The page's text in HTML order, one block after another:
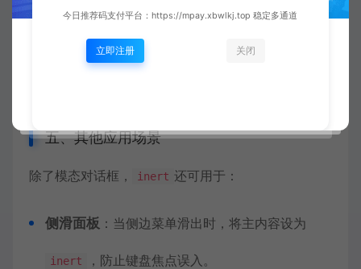
从对比中可见， inert <dialog>
健壮、最简洁的模态实现。开发者不再需要编写复杂
五、其他应用场景
除了模态对话框， inert 还可用于：
侧滑面板 ：当侧边菜单滑出时，将主内容设为
inert ，防止键盘焦点误入。
今日推荐码支付平台：https://mpay.xbwlkj.top 稳定多通道
立即注册 关闭